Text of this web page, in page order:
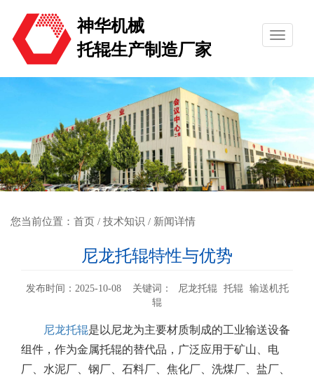
神华机械
托辊生产制造厂家
您当前位置： 首页 / 技术知识 / 新闻详情
尼龙托辊特性与优势
发布时间：2025-10-08 关键词： 尼龙托辊 托辊
输送机托
辊
尼龙托辊是以尼龙为主要材质制成的工业输送设备
组件，作为金属托辊的替代品，广泛应用于矿山、电
厂、水泥厂、钢厂、石料厂、焦化厂、洗煤厂、盐厂、